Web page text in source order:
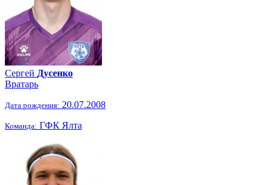
Сергей Дусенко
Вратарь
Дата рождения: 20.07.2008
Команда: ГФК Ялта